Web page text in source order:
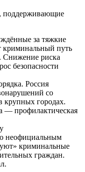
поддерживающие
за тяжкие
криминальный путь
Снижение риска
безопасности
Россия
со
крупных городах.
— профилактическая
неофициальным
криминальные
граждан.